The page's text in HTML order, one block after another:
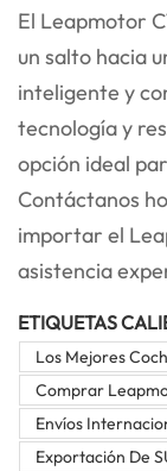
El Leapmotor
un salto hacia
inteligente y
tecnología y
opción ideal
Contáctanos
importar el
asistencia
ETIQUETAS
Los Mejores
Comprar
Envíos
Exportación De